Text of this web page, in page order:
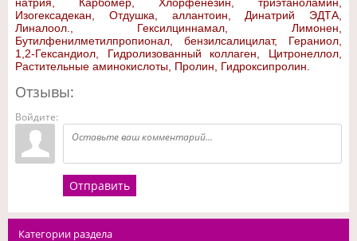
Изогексадекан, Отдушка, аллантоин, Динатрий ЭДТА,
Линалоол., Гексилциннамал, Лимонен,
Бутилфенилметилпропионал, бензилсалицилат, Гераниол,
1,2-Гександиол, Гидролизованный коллаген, Цитронеллол,
Растительные аминокислоты, Пролин, Гидроксипролин.
Отзывы:
Войдите:
Отправить
Категории раздела